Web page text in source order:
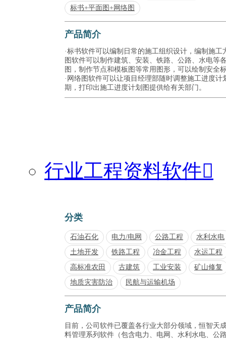
标书+平面图+网络图
产品简介
·标书软件可以编制日常的施工组织设计，编制施工
图软件可以制作建筑、安装、铁路、公路、水电等
图，制作节点和模板图等常用图形，可以绘制安全
·网络图软件可以让项目经理部随时调整施工进度计
期，打印出施工进度计划图提供给有关部门。
行业工程资料软件
分类
石油石化 电力/电网 公路工程
水利水电
土地开发
铁路工程 冶金工程
水运工程
高标准农田
古建筑 工业安装
矿山修复
地质灾害防治
民航与运输机场
产品简介
目前，公司软件已覆盖各行业大部分领域，恒智天
料管理系列软件（包含电力、电网、水利水电、公